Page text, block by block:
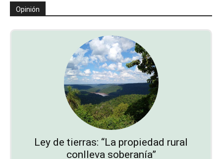
Opinión
Ley de tierras: “La propiedad rural
conlleva soberanía”